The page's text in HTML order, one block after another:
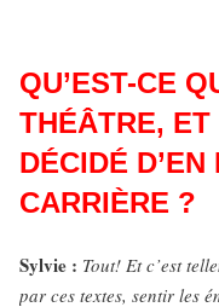
QU’EST-CE
THÉÂTRE,
DÉCIDÉ
CARRIÈRE ?
Sylvie : Tout! Et c’est
par ces textes, sentir les